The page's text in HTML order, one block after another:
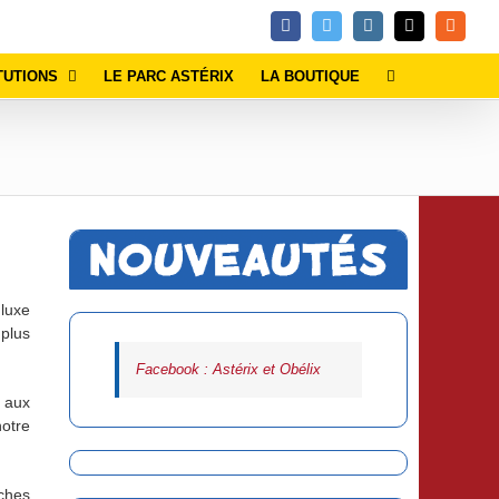
FacebookTwitterInstagramEmailRss
LE PARC ASTÉRIX LA BOUTIQUE
aux
Facebook : Astérix et Obélix